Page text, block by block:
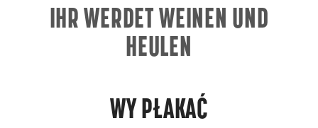
IHR WERDET WEINEN UND
HEULEN
WY PŁAKAĆ